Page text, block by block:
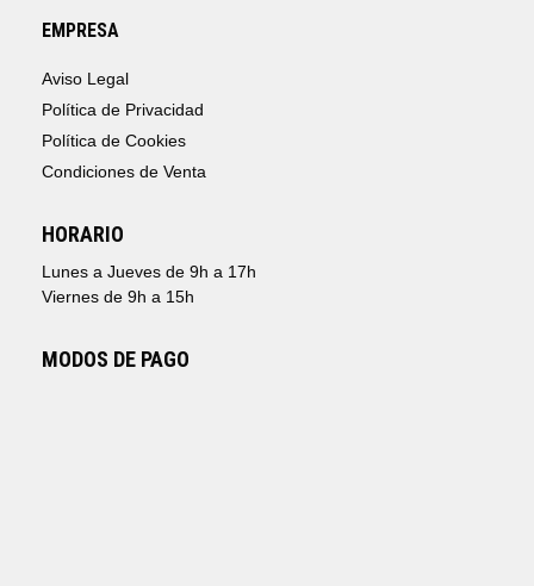
EMPRESA
Aviso Legal
Política de Privacidad
Política de Cookies
Condiciones de Venta
HORARIO
Lunes a Jueves de 9h a 17h
Viernes de 9h a 15h
MODOS DE PAGO